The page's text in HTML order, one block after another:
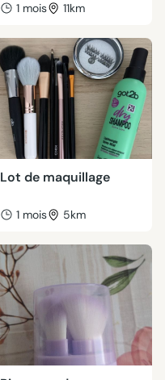
1 mois 11km
Lot de maquillage
1 mois 5km